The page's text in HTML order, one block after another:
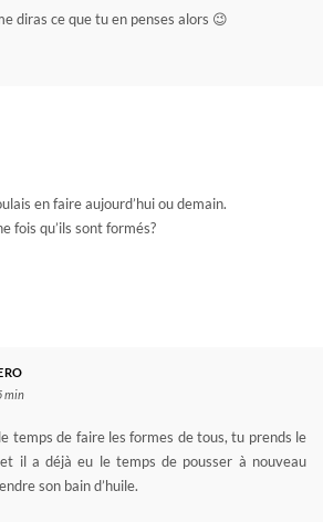
diras ce que tu en penses alors 😉
en faire aujourd’hui ou demain.
fois qu’ils sont formés?
min
temps de faire les formes de tous, tu prends le
il a déjà eu le temps de pousser à nouveau
son bain d’huile.